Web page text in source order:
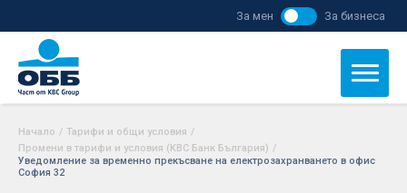
За мен За бизнеса
Начало / Тарифи и общи условия /
Промени в тарифи и условия (KBC Банк България) /
Уведомление за временно прекъсване на електрозахранването в офис
София 32